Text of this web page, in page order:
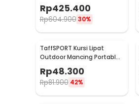
Rp425.400
Rp604.900 30%
TaffSPORT Kursi Lipat
Outdoor Mancing Portable
Oxford Folding Chair -
ZDY01
Rp48.300
Rp81.900 42%